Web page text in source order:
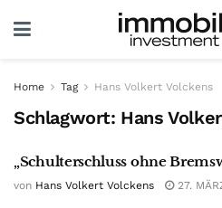
Home Tag Hans Volkert Volckens
Schlagwort: Hans
„Schulterschluss ohne
von Hans Volkert Volckens 27.